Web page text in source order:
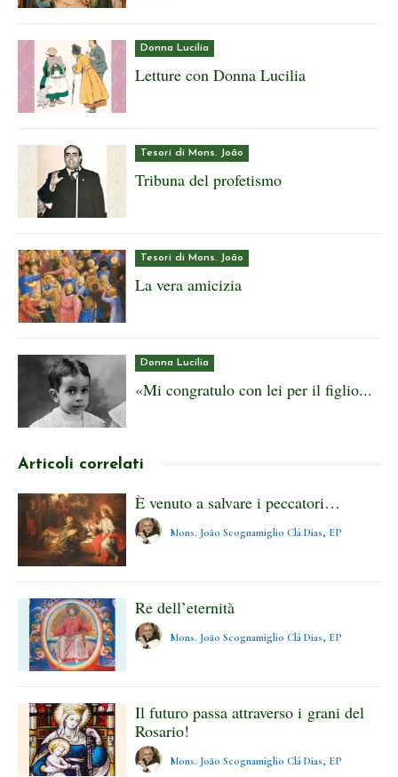
Donna Lucilia
Letture con Donna Lucilia
Tesori di Mons. João
Tribuna del profetismo
Tesori di Mons. João
La vera amicizia
Donna Lucilia
«Mi congratulo con lei per il figlio...
Articoli correlati
È venuto a salvare i peccatori…
Mons. João Scognamiglio Clá Dias, EP
Re dell’eternità
Mons. João Scognamiglio Clá Dias, EP
Il futuro passa attraverso i grani del
Rosario!
Mons. João Scognamiglio Clá Dias, EP